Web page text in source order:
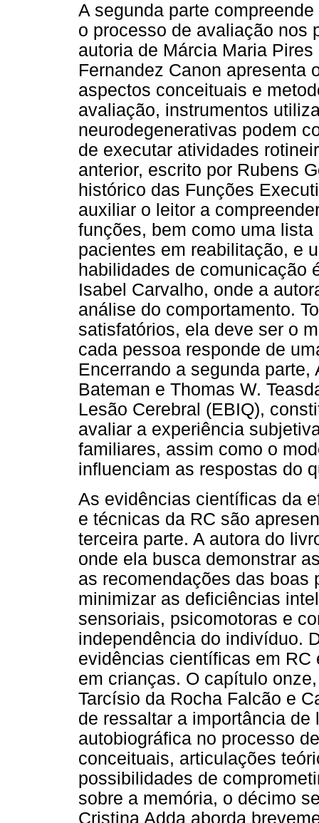
A segunda parte
o processo de avaliação nos
autoria de Márcia Maria
Fernandez Canon apresenta
aspectos conceituais e
avaliação, instrumentos
neurodegenerativas podem
de executar atividades
anterior, escrito por Rubens
histórico das Funções
auxiliar o leitor a
funções, bem como uma
pacientes em reabilitação, e
habilidades de comunicação
Isabel Carvalho, onde a
análise do comportamento.
satisfatórios, ela deve ser o
cada pessoa responde de
Encerrando a segunda
Bateman e Thomas W.
Lesão Cerebral (EBIQ),
avaliar a experiência
familiares, assim como o
influenciam as respostas do
As evidências científicas da
e técnicas da RC são
terceira parte. A autora do
onde ela busca demonstrar
as recomendações das boas
minimizar as deficiências
sensoriais, psicomotoras e
independência do indivíduo.
evidências científicas em
em crianças. O capítulo
Tarcísio da Rocha Falcão e
de ressaltar a importância
autobiográfica no processo
conceituais, articulações
possibilidades de
sobre a memória, o décimo
Cristina Adda aborda